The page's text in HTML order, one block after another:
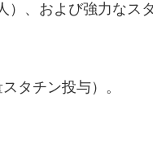
）、および強力なス
タチン投与）。